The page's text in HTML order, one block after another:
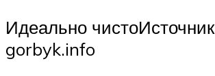
Идеально чистоИсточник
gorbyk.info